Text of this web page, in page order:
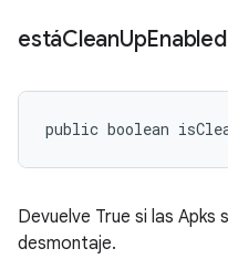
estáCleanUpEnabled
public boolean
Devuelve True si las Apks
desmontaje.